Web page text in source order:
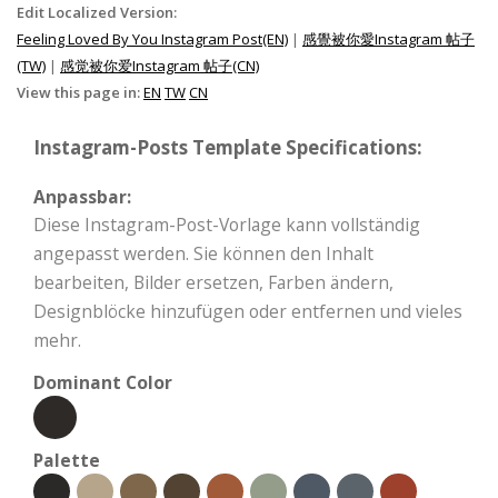
Edit Localized Version:
Feeling Loved By You Instagram Post(EN) | 感覺被你愛Instagram 帖子
(TW) | 感觉被你爱Instagram 帖子(CN)
View this page in:EN TWCN
Instagram-Posts Template Specifications:
Anpassbar:
Diese Instagram-Post-Vorlage kann vollständig
angepasst werden. Sie können den Inhalt
bearbeiten, Bilder ersetzen, Farben ändern,
Designblöcke hinzufügen oder entfernen und vieles
mehr.
Dominant Color
Palette